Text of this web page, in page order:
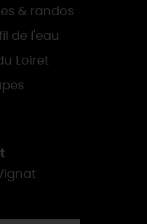
& randos
de l'eau
Loiret